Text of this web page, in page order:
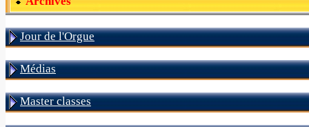
Jour de l'Orgue
Médias
Master classes